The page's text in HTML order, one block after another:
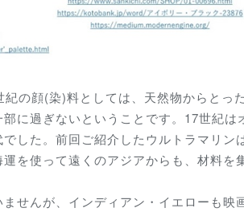
の顔(染)料としては、天然物からとっ
に過ぎないということです。17世紀
した。前回ご紹介したウルトラマリン
を使って遠くのアジアからも、材料を
せんが、インディアン・イエローも映